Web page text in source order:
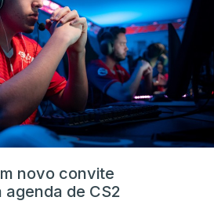
novo convite
de CS2